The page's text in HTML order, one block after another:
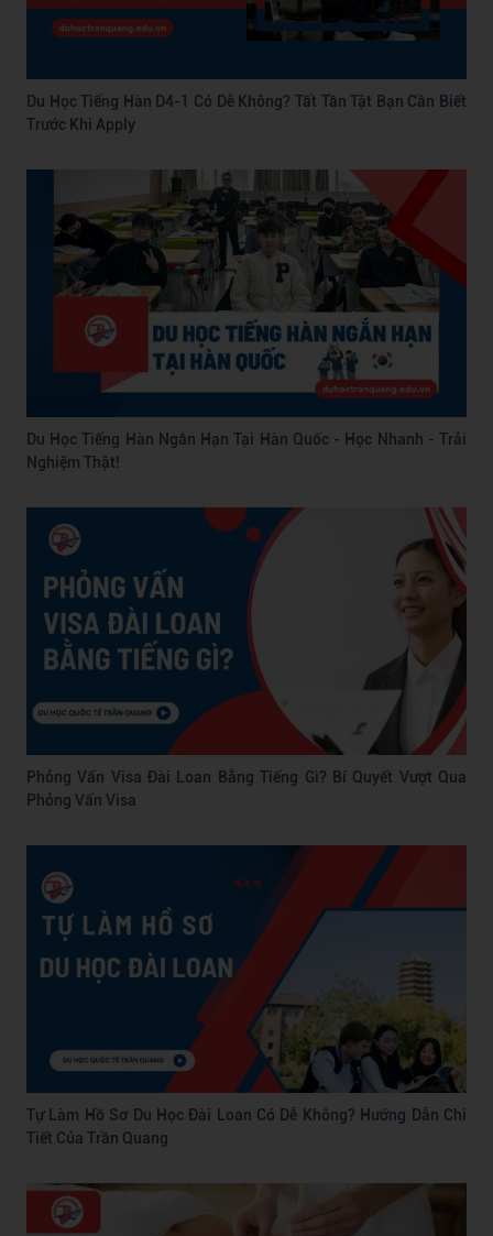
Du Học Tiếng Hàn D4-1 Có Dễ Không? Tất Tần Tật Bạn Cần Biết
Trước Khi Apply
Du Học Tiếng Hàn Ngắn Hạn Tại Hàn Quốc - Học Nhanh - Trải
Nghiệm Thật!
Phỏng Vấn Visa Đài Loan Bằng Tiếng Gì? Bí Quyết Vượt Qua
Phỏng Vấn Visa
Tự Làm Hồ Sơ Du Học Đài Loan Có Dễ Không? Hướng Dẫn Chi
Tiết Của Trần Quang